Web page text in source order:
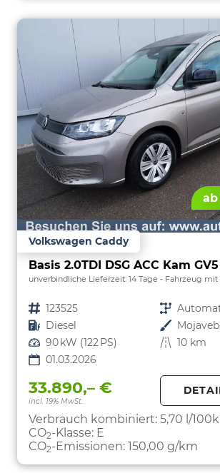
Volkswagen Caddy
Basis 2.0TDI DSG ACC Kam
unverbindliche Lieferzeit: 14 Tage Fahrzeug mit
Fahrzeugnr. 123525 Getriebe
Kraftstoff Diesel Außenfarbe
Leistung 90 kW (122 PS) Kilometerstand 10 km
01.03.2026
33.890,– €
incl. 19% MwSt.
Verbrauch kombiniert: 5,70 l/
CO2-Klasse: E
CO2-Emissionen: 150,00 g/km